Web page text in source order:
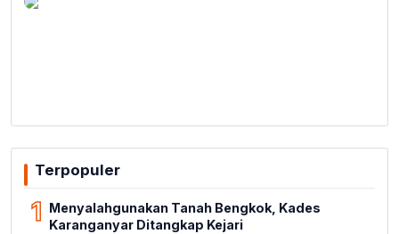
Terpopuler
1 Menyalahgunakan Tanah Bengkok, Kades
Karanganyar Ditangkap Kejari